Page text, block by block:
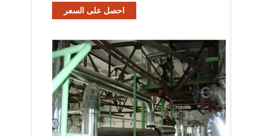
احصل على السعر